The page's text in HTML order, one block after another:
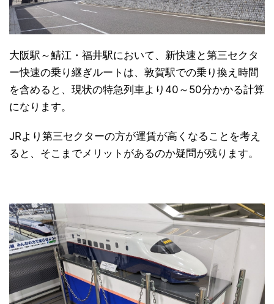
大阪駅～鯖江・福井駅において、新快速と第三セクタ
ー快速の乗り継ぎルートは、敦賀駅での乗り換え時間
を含めると、現状の特急列車より40～50分かかる計算
になります。
JRより第三セクターの方が運賃が高くなることを考え
ると、そこまでメリットがあるのか疑問が残ります。